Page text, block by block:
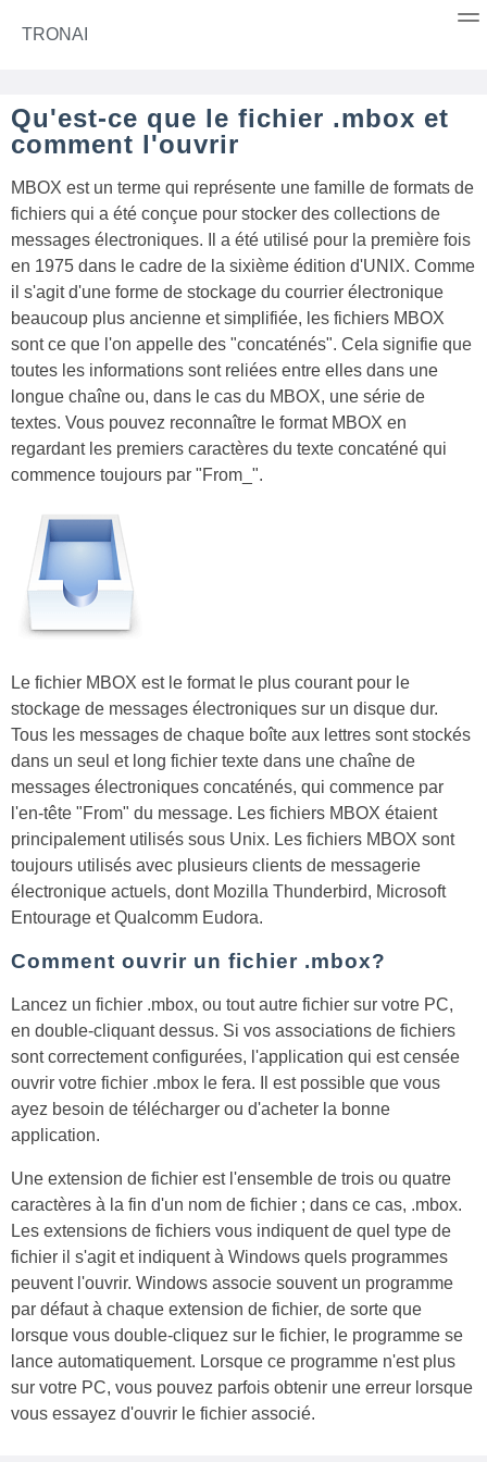
TRONAI
Qu'est-ce que le fichier .mbox et
comment l'ouvrir
MBOX est un terme qui représente une famille de formats de
fichiers qui a été conçue pour stocker des collections de
messages électroniques. Il a été utilisé pour la première fois
en 1975 dans le cadre de la sixième édition d'UNIX. Comme
il s'agit d'une forme de stockage du courrier électronique
beaucoup plus ancienne et simplifiée, les fichiers MBOX
sont ce que l'on appelle des "concaténés". Cela signifie que
toutes les informations sont reliées entre elles dans une
longue chaîne ou, dans le cas du MBOX, une série de
textes. Vous pouvez reconnaître le format MBOX en
regardant les premiers caractères du texte concaténé qui
commence toujours par "From_".
Le fichier MBOX est le format le plus courant pour le
stockage de messages électroniques sur un disque dur.
Tous les messages de chaque boîte aux lettres sont stockés
dans un seul et long fichier texte dans une chaîne de
messages électroniques concaténés, qui commence par
l'en-tête "From" du message. Les fichiers MBOX étaient
principalement utilisés sous Unix. Les fichiers MBOX sont
toujours utilisés avec plusieurs clients de messagerie
électronique actuels, dont Mozilla Thunderbird, Microsoft
Entourage et Qualcomm Eudora.
Comment ouvrir un fichier .mbox?
Lancez un fichier .mbox, ou tout autre fichier sur votre PC,
en double-cliquant dessus. Si vos associations de fichiers
sont correctement configurées, l'application qui est censée
ouvrir votre fichier .mbox le fera. Il est possible que vous
ayez besoin de télécharger ou d'acheter la bonne
application.
Une extension de fichier est l'ensemble de trois ou quatre
caractères à la fin d'un nom de fichier ; dans ce cas, .mbox.
Les extensions de fichiers vous indiquent de quel type de
fichier il s'agit et indiquent à Windows quels programmes
peuvent l'ouvrir. Windows associe souvent un programme
par défaut à chaque extension de fichier, de sorte que
lorsque vous double-cliquez sur le fichier, le programme se
lance automatiquement. Lorsque ce programme n'est plus
sur votre PC, vous pouvez parfois obtenir une erreur lorsque
vous essayez d'ouvrir le fichier associé.